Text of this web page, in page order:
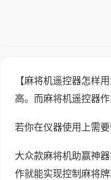
【麻将机遥控器怎样
高。而麻将机遥控器
若你在仪器使用上需
大众款麻将机助赢神
作就能实现控制麻将牌